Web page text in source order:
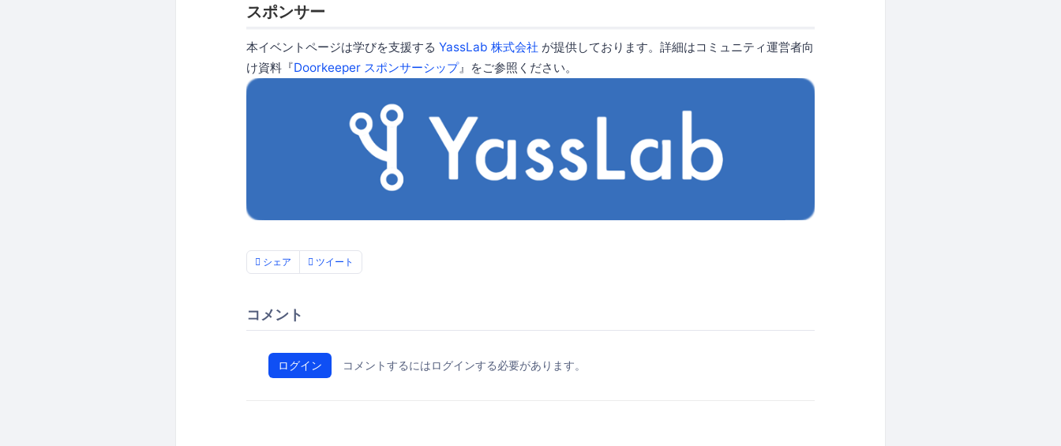
スポンサー
本イベントページは学びを支援する YassLab 株式会社 が提供しております。詳細はコミュニティ運営者向
け資料『Doorkeeper スポンサーシップ』をご参照ください。
シェア ツイート
コメント
ログイン コメントするにはログインする必要があります。